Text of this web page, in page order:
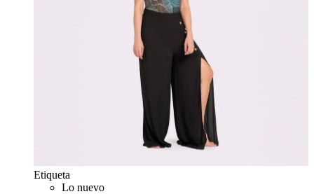
Etiqueta
Lo nuevo